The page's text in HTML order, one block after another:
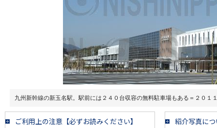
九州新幹線の新玉名駅。駅前には２４０台収容の無料駐車場もある＝２０１
ご利用上の注意【必ずお読みください】 紹介写真に